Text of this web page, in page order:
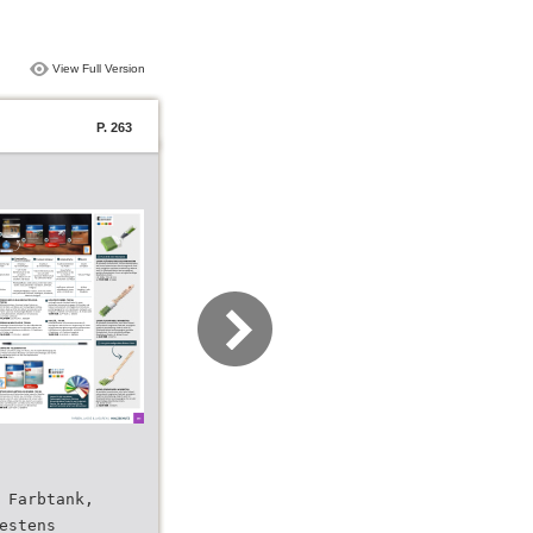
View Full Version
P. 263